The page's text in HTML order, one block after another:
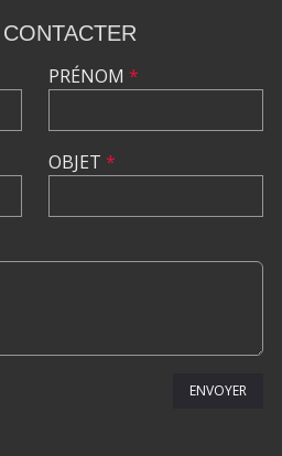
PRÉNOM *
OBJET *
ENVOYER